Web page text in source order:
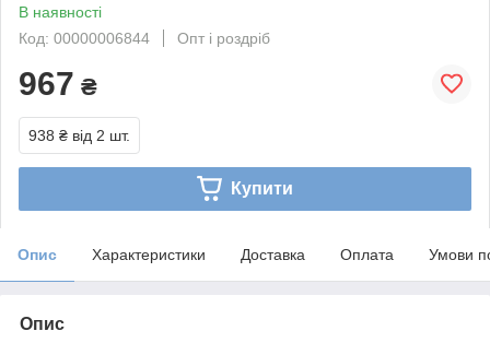
В наявності
Код: 00000006844
Опт і роздріб
967 ₴
938 ₴ від 2 шт.
Купити
Опис Характеристики Доставка Оплата Умови
Опис